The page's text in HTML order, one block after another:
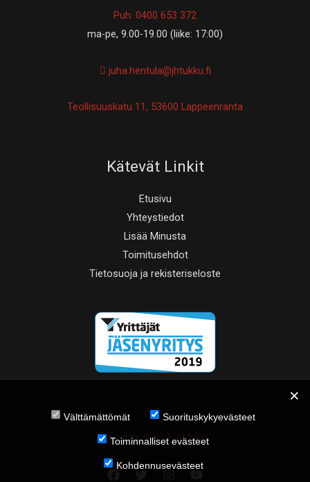
Puh. 0400 653 372
ma-pe, 9.00-19.00 (liike: 17:00)
juha.hentula@jhtukku.fi
Teollisuuskatu 11, 53600 Lappeenranta
Kätevät Linkit
Etusivu
Yhteystiedot
Lisää Minusta
Toimitusehdot
Tietosuoja ja rekisteriseloste
Copyright © 2026 JH Tukku
Välttämättömät Suorituskykyevästeet
Toiminnalliset evästeet
Kohdennusevästeet